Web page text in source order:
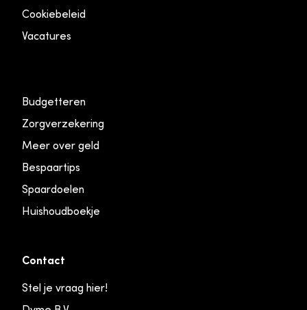
Cookiebeleid
Vacatures
Budgetteren
Zorgverzekering
Meer over geld
Bespaartips
Spaardoelen
Huishoudboekje
Contact
Stel je vraag hier!